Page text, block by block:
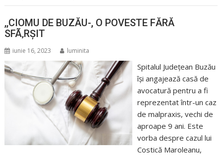
,,CIOMU DE BUZĂU-, O POVESTE FĂRĂ
SFÃ‚RȘIT
iunie 16, 2023 luminita
Spitalul Județean Buzău
își angajează casă de
avocatură pentru a fi
reprezentat într-un caz
de malpraxis, vechi de
aproape 9 ani. Este
vorba despre cazul lui
Costică Maroleanu,